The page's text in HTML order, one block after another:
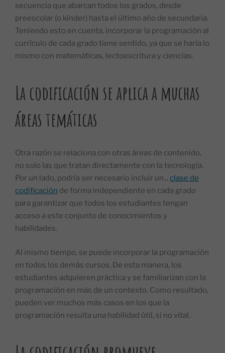
secuencia que abarcan todos los grados, desde
preescolar (o kínder) hasta el último año de secundaria.
Teniendo esto en cuenta, incorporar la programación al
currículo de cada grado tiene sentido, ya que se haría lo
mismo con matemáticas, lectoescritura y ciencias.
La codificación se aplica a muchas
áreas temáticas
Otra razón se relaciona con otras áreas de contenido,
no solo las que tratan directamente con la tecnología.
Por un lado, podría ser necesario incluir un... clase de
codificación de forma independiente en cada grado
para garantizar que todos los estudiantes tengan
acceso a este conjunto de conocimientos y
habilidades.
Al mismo tiempo, se puede incorporar la programación
en todos los demás cursos. De esta manera, los
estudiantes adquieren práctica y se familiarizan con la
programación en más de un contexto. Como resultado,
pueden ver muchos más casos en los que la
programación resulta una habilidad útil, si no vital.